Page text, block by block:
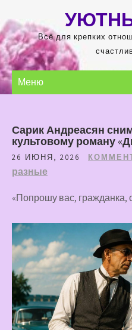
содержимомуВсё для крепких
Меню
Сарик Андреасян
культовому роману
26 ИЮНЯ, 2026
разные
«Попрошу вас, гражданка,